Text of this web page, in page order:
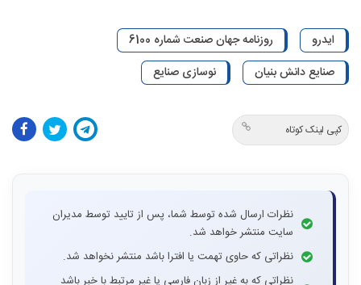
ایدرو
روزنامه جهان صنعت شماره 6100
صنایع دانش بنیان
نوسازی صنایع
کپی لینک کوتاه
نظرات ارسال شده توسط شما، پس از تایید توسط مدیران
سایت منتشر خواهد شد.
نظراتی که حاوی تهمت یا افترا باشد منتشر نخواهد شد.
نظراتی که به غیر از زبان فارسی یا غیر مرتبط با خبر باشد